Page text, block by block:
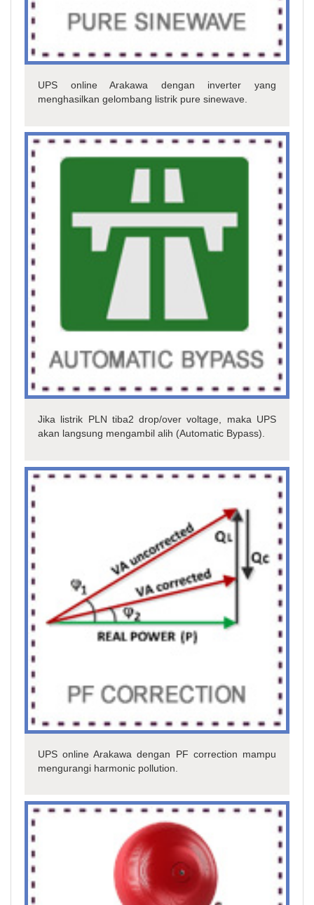
UPS online Arakawa dengan inverter yang
menghasilkan gelombang listrik pure sinewave.
Jika listrik PLN tiba2 drop/over voltage, maka UPS
akan langsung mengambil alih (Automatic Bypass).
UPS online Arakawa dengan PF correction mampu
mengurangi harmonic pollution.